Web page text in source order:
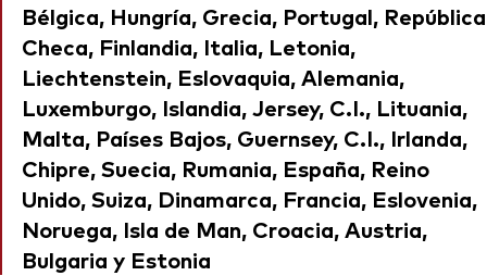
Bélgica, Hungría, Grecia, Portugal, República
Checa, Finlandia, Italia, Letonia,
Liechtenstein, Eslovaquia, Alemania,
Luxemburgo, Islandia, Jersey, C.I., Lituania,
Malta, Países Bajos, Guernsey, C.I., Irlanda,
Chipre, Suecia, Rumania, España, Reino
Unido, Suiza, Dinamarca, Francia, Eslovenia,
Noruega, Isla de Man, Croacia, Austria,
Bulgaria y Estonia